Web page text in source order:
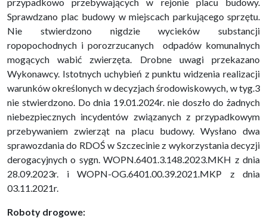
Sprawdzano plac budowy w miejscach parkującego sprzętu.
Nie stwierdzono nigdzie wycieków substancji
ropopochodnych i porozrzucanych odpadów komunalnych
mogących wabić zwierzęta. Drobne uwagi przekazano
Wykonawcy. Istotnych uchybień z punktu widzenia realizacji
warunków określonych w decyzjach środowiskowych, w tyg.3
nie stwierdzono. Do dnia 19.01.2024r. nie doszło do żadnych
niebezpiecznych incydentów związanych z przypadkowym
przebywaniem zwierząt na placu budowy. Wysłano dwa
sprawozdania do RDOŚ w Szczecinie z wykorzystania decyzji
derogacyjnych o sygn. WOPN.6401.3.148.2023.MKH z dnia
28.09.2023r. i WOPN-OG.6401.00.39.2021.MKP z dnia
03.11.2021r.
Roboty drogowe: